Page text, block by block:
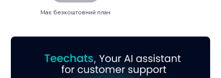
Має безкоштовний план